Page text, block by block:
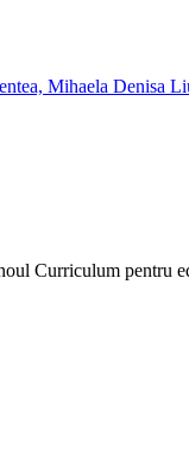
Curriculum pentru